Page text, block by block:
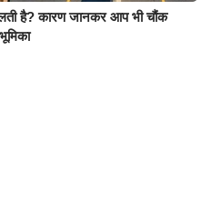
है? कारण जानकर आप भी चौंक